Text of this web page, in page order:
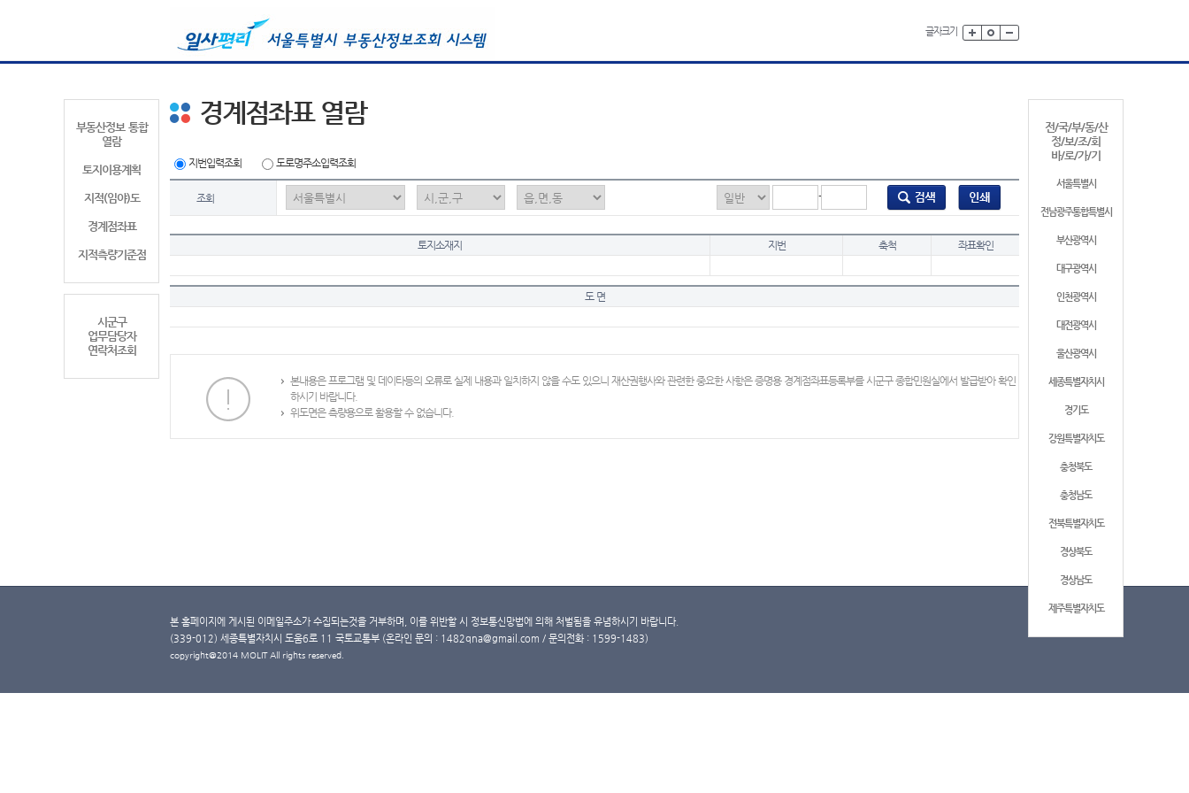
글자크기
부동산정보 통합
열람
토지이용계획
지적(임야)도
경계점좌표
지적측량기준점
시군구
업무담당자
연락처조회
전/국/부/동/산
정/보/조/회
바/로/가/기
서울특별시
전남광주통합특별시
부산광역시
대구광역시
인천광역시
대전광역시
울산광역시
세종특별자치시
경기도
강원특별자치도
충청북도
충청남도
전북특별자치도
경상북도
경상남도
제주특별자치도
경계점좌표 열람
지번입력조회 도로명주소입력조회
조회 -
토지소재지 지번 축척 좌표확인
도 면
본내용은 프로그램 및 데이타등의 오류로 실제 내용과 일치하지 않을 수도 있으니 재산권행사와 관련한 중요한 사항은 증명용 경계점좌표등록부를 시군구 종합민원실에서 발급받아 확인
하시기 바랍니다.
위도면은 측량용으로 활용할 수 없습니다.
본 홈페이지에 게시된 이메일주소가 수집되는것을 거부하며, 이를 위반할 시 정보통신망법에 의해 처벌됨을 유념하시기 바랍니다.
(339-012) 세종특별자치시 도움6로 11 국토교통부 (온라인 문의 : 1482qna@gmail.com / 문의전화 : 1599-1483)
copyright@2014 MOLIT All rights reserved.